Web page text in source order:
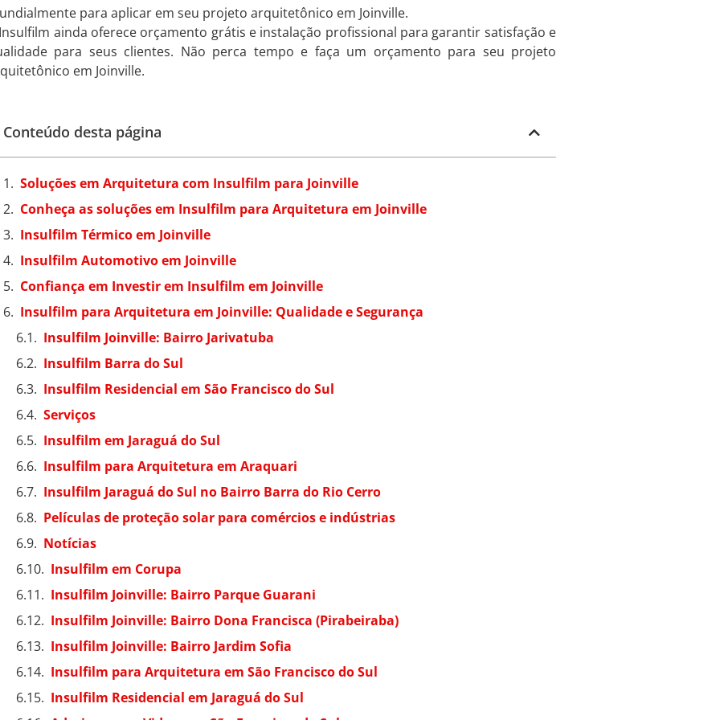
para aplicar em seu projeto arquitetônico em Joinville.
ainda oferece orçamento grátis e instalação profissional para garantir satisfação e
para seus clientes. Não perca tempo e faça um orçamento para seu projeto
em Joinville.
Conteúdo desta página
Soluções em Arquitetura com Insulfilm para Joinville
Conheça as soluções em Insulfilm para Arquitetura em Joinville
Insulfilm Térmico em Joinville
Insulfilm Automotivo em Joinville
Confiança em Investir em Insulfilm em Joinville
Insulfilm para Arquitetura em Joinville: Qualidade e Segurança
Insulfilm Joinville: Bairro Jarivatuba
Insulfilm Barra do Sul
Insulfilm Residencial em São Francisco do Sul
Serviços
Insulfilm em Jaraguá do Sul
Insulfilm para Arquitetura em Araquari
Insulfilm Jaraguá do Sul no Bairro Barra do Rio Cerro
Películas de proteção solar para comércios e indústrias
Notícias
Insulfilm em Corupa
Insulfilm Joinville: Bairro Parque Guarani
Insulfilm Joinville: Bairro Dona Francisca (Pirabeiraba)
Insulfilm Joinville: Bairro Jardim Sofia
Insulfilm para Arquitetura em São Francisco do Sul
Insulfilm Residencial em Jaraguá do Sul